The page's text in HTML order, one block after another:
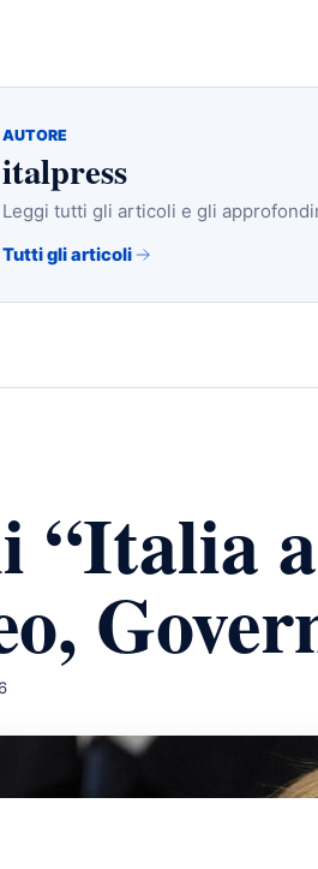
AUTORE
italpress
Leggi tutti gli articoli e gli
Tutti gli articoli
“Italia